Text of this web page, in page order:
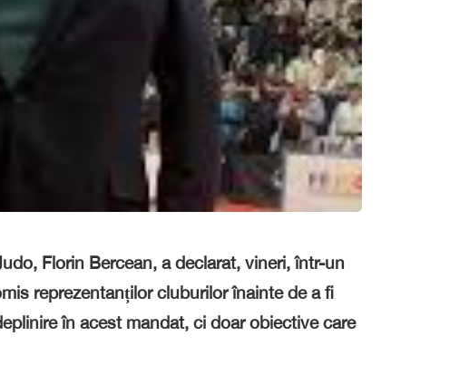
Florin Bercean, a declarat, vineri, într-un
reprezentanților cluburilor înainte de a fi
în acest mandat, ci doar obiective care